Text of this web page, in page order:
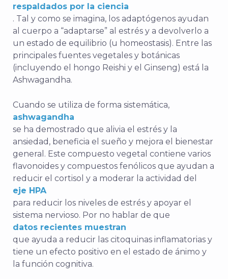
respaldados por la ciencia
. Tal y como se imagina, los adaptógenos ayudan
al cuerpo a “adaptarse” al estrés y a devolverlo a
un estado de equilibrio (u homeostasis). Entre las
principales fuentes vegetales y botánicas
(incluyendo el hongo Reishi y el Ginseng) está la
Ashwagandha.
Cuando se utiliza de forma sistemática,
ashwagandha
se ha demostrado que alivia el estrés y la
ansiedad, beneficia el sueño y mejora el bienestar
general. Este compuesto vegetal contiene varios
flavonoides y compuestos fenólicos que ayudan a
reducir el cortisol y a moderar la actividad del
eje HPA
para reducir los niveles de estrés y apoyar el
sistema nervioso. Por no hablar de que
datos recientes muestran
que ayuda a reducir las citoquinas inflamatorias y
tiene un efecto positivo en el estado de ánimo y
la función cognitiva.